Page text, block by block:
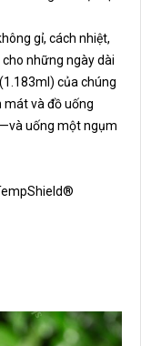
gỉ, cách nhiệt,
những ngày dài
của chúng
mát và đồ uống
uống một ngụm
®️